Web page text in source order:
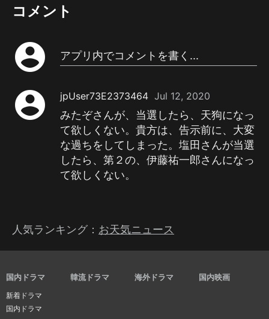
コメント
account_circle アプリ内でコメントを書く...
account_circle jpUser73E2373464 Jul 12, 2020
みたぞさんが、当選したら、天狗になっ
て欲しくない。貴方は、告示前に、大変
な過ちをしてしまった。塩田さんが当選
したら、第２の、伊藤祐一郎さんになっ
て欲しくない。
人気ランキング： お天気ニュース
国内ドラマ
新着ドラマ
国内ドラマ
韓流ドラマ 海外ドラマ 国内映画